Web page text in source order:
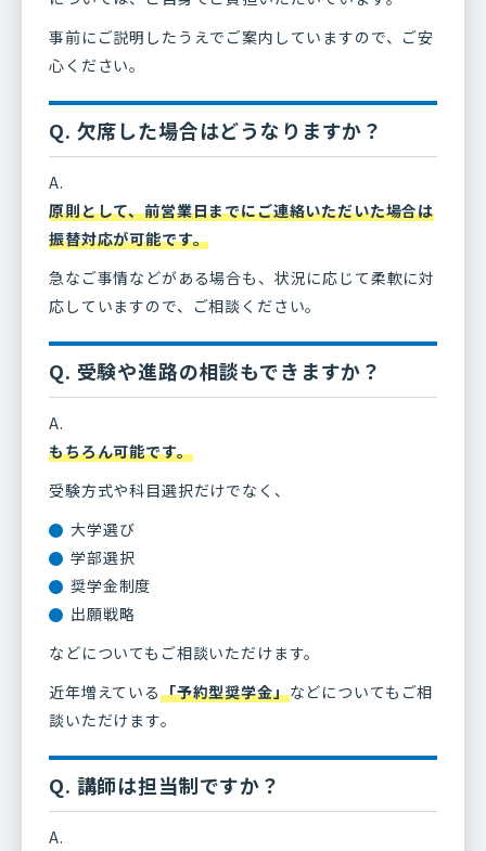
事前にご説明したうえでご案内していますので、ご安
心ください。
Q. 欠席した場合はどうなりますか？
A.
原則として、前営業日までにご連絡いただいた場合は
振替対応が可能です。
急なご事情などがある場合も、状況に応じて柔軟に対
応していますので、ご相談ください。
Q. 受験や進路の相談もできますか？
A.
もちろん可能です。
受験方式や科目選択だけでなく、
大学選び
学部選択
奨学金制度
出願戦略
などについてもご相談いただけます。
近年増えている「予約型奨学金」などについてもご相
談いただけます。
Q. 講師は担当制ですか？
A.